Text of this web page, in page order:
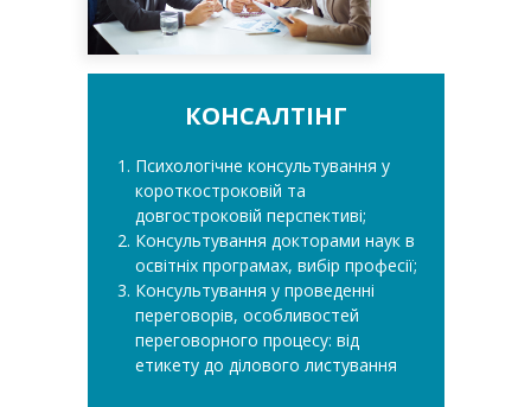
Психологічне консультування у
короткостроковій та
довгостроковій перспективі;
Консультування докторами наук в
освітніх програмах, вибір професії;
Консультування у проведенні
переговорів, особливостей
переговорного процесу: від
етикету до ділового листування
КОНСАЛТІНГ